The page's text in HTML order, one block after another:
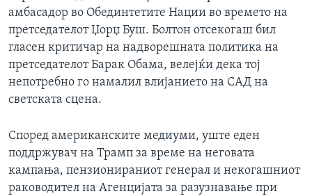
амбасадор во Обединтетите Нации во времето на
претседателот Џорџ Буш. Болтон отсекогаш бил
гласен критичар на надворешната политика на
претседателот Барак Обама, велејќи дека тој
непотребно го намалил влијанието на САД на
светската сцена.
Според американските медиуми, уште еден
поддржувач на Трамп за време на неговата
кампања, пензионираниот генерал и некогашниот
раководител на Агенцијата за разузнавање при